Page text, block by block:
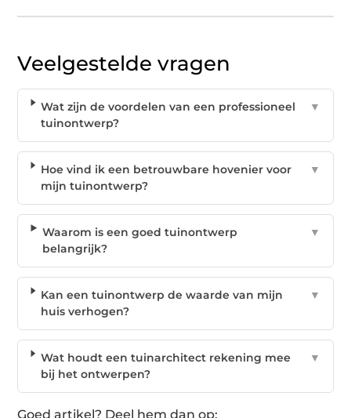
Veelgestelde vragen
Wat zijn de voordelen van een professioneel
tuinontwerp?
▼
Hoe vind ik een betrouwbare hovenier voor
mijn tuinontwerp?
▼
Waarom is een goed tuinontwerp
belangrijk?
▼
Kan een tuinontwerp de waarde van mijn
huis verhogen?
▼
Wat houdt een tuinarchitect rekening mee
bij het ontwerpen?
▼
Goed artikel? Deel hem dan op: